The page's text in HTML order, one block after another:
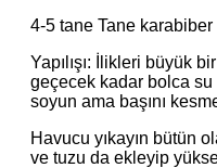
4-5 tane Tane karabiber
Yapılışı: İlikleri büyük
geçecek kadar bolca su
soyun ama başını
Havucu yıkayın bütün
ve tuzu da ekleyip